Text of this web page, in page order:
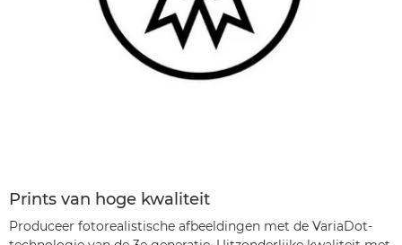
Prints van hoge kwaliteit
Produceer fotorealistische afbeeldingen met de VariaDot-